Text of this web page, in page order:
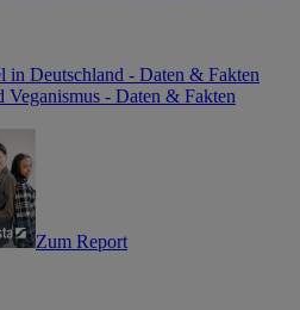
in Deutschland - Daten & Fakten
Veganismus - Daten & Fakten
Zum Report